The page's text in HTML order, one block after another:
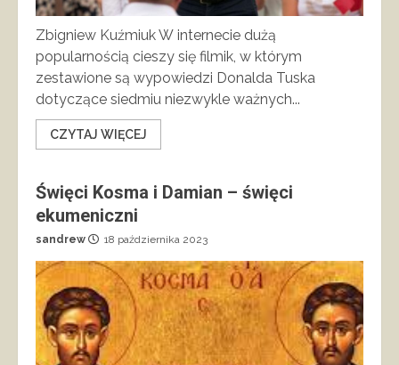
Zbigniew Kuźmiuk W internecie dużą
popularnością cieszy się filmik, w którym
zestawione są wypowiedzi Donalda Tuska
dotyczące siedmiu niezwykle ważnych...
CZYTAJ WIĘCEJ
Święci Kosma i Damian – święci
ekumeniczni
sandrew 18 października 2023